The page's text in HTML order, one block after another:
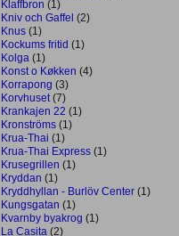
Klaffbron (1)
Kniv och Gaffel (2)
Knus (1)
Kockums fritid (1)
Kolga (1)
Konst o Køkken (4)
Korrapong (3)
Korvhuset (7)
Krankajen 22 (1)
Kronströms (1)
Krua-Thai (1)
Krua-Thai Express (1)
Krusegrillen (1)
Kryddan (1)
Kryddhyllan - Burlöv Center (1)
Kungsgatan (1)
Kvarnby byakrog (1)
La Casita (2)